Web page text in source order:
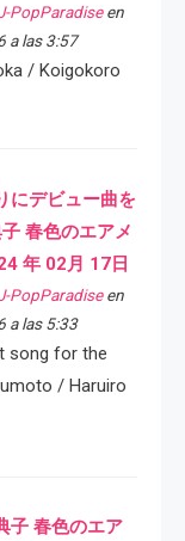
PopParadiseen
a las 3:57
/ Koigokoro
にデビュー曲を
春色のエアメ
年 02月 17日
PopParadiseen
a las 5:33
song for the
/ Haruiro
子 春色のエア